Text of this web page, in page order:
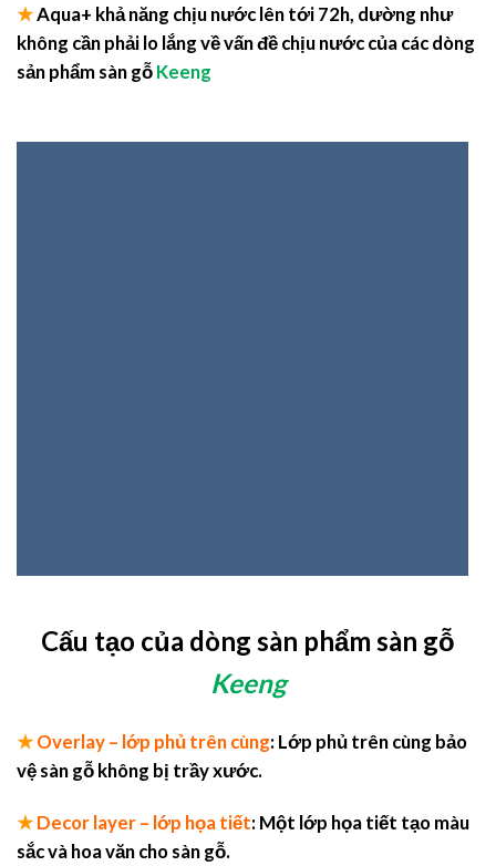
★Aqua+ khả năng chịu nước lên tới 72h, dường như
không cần phải lo lắng về vấn đề chịu nước của các dòng
sản phẩm sàn gỗKeeng
Cấu tạo của dòng sàn phẩm sàn gỗ
Keeng
★Overlay – lớp phủ trên cùng: Lớp phủ trên cùng bảo
vệ sàn gỗ không bị trầy xước.
★Decor layer – lớp họa tiết: Một lớp họa tiết tạo màu
sắc và hoa văn cho sàn gỗ.